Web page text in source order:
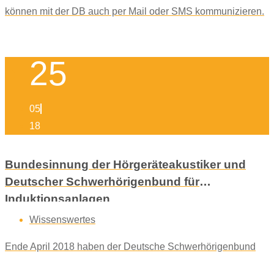
können mit der DB auch per Mail oder SMS kommunizieren.
25
05
18
Bundesinnung der Hörgeräteakustiker und
Deutscher Schwerhörigenbund für
Induktionsanlagen
Wissenswertes
Ende April 2018 haben der Deutsche Schwerhörigenbund